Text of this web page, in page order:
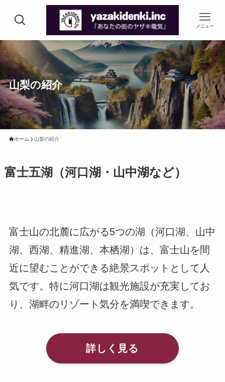
メニュー
山梨の紹介
ホーム 山梨の紹介
富士五湖（河口湖・山中湖など）
富士山の北麓に広がる5つの湖（河口湖、山中
湖、西湖、精進湖、本栖湖）は、富士山を間
近に望むことができる絶景スポットとして人
気です。特に河口湖は観光施設が充実してお
り、湖畔のリゾート気分を満喫できます。
詳しく見る